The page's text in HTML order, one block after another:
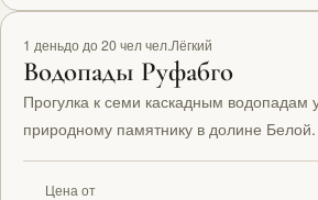
1 деньдо до 20 чел чел.Лёгкий
Водопады Руфабго
Прогулка к семи каскадным
природному памятнику в долине Белой.
Цена от